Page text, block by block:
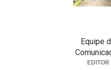
Equipe
EDITOR